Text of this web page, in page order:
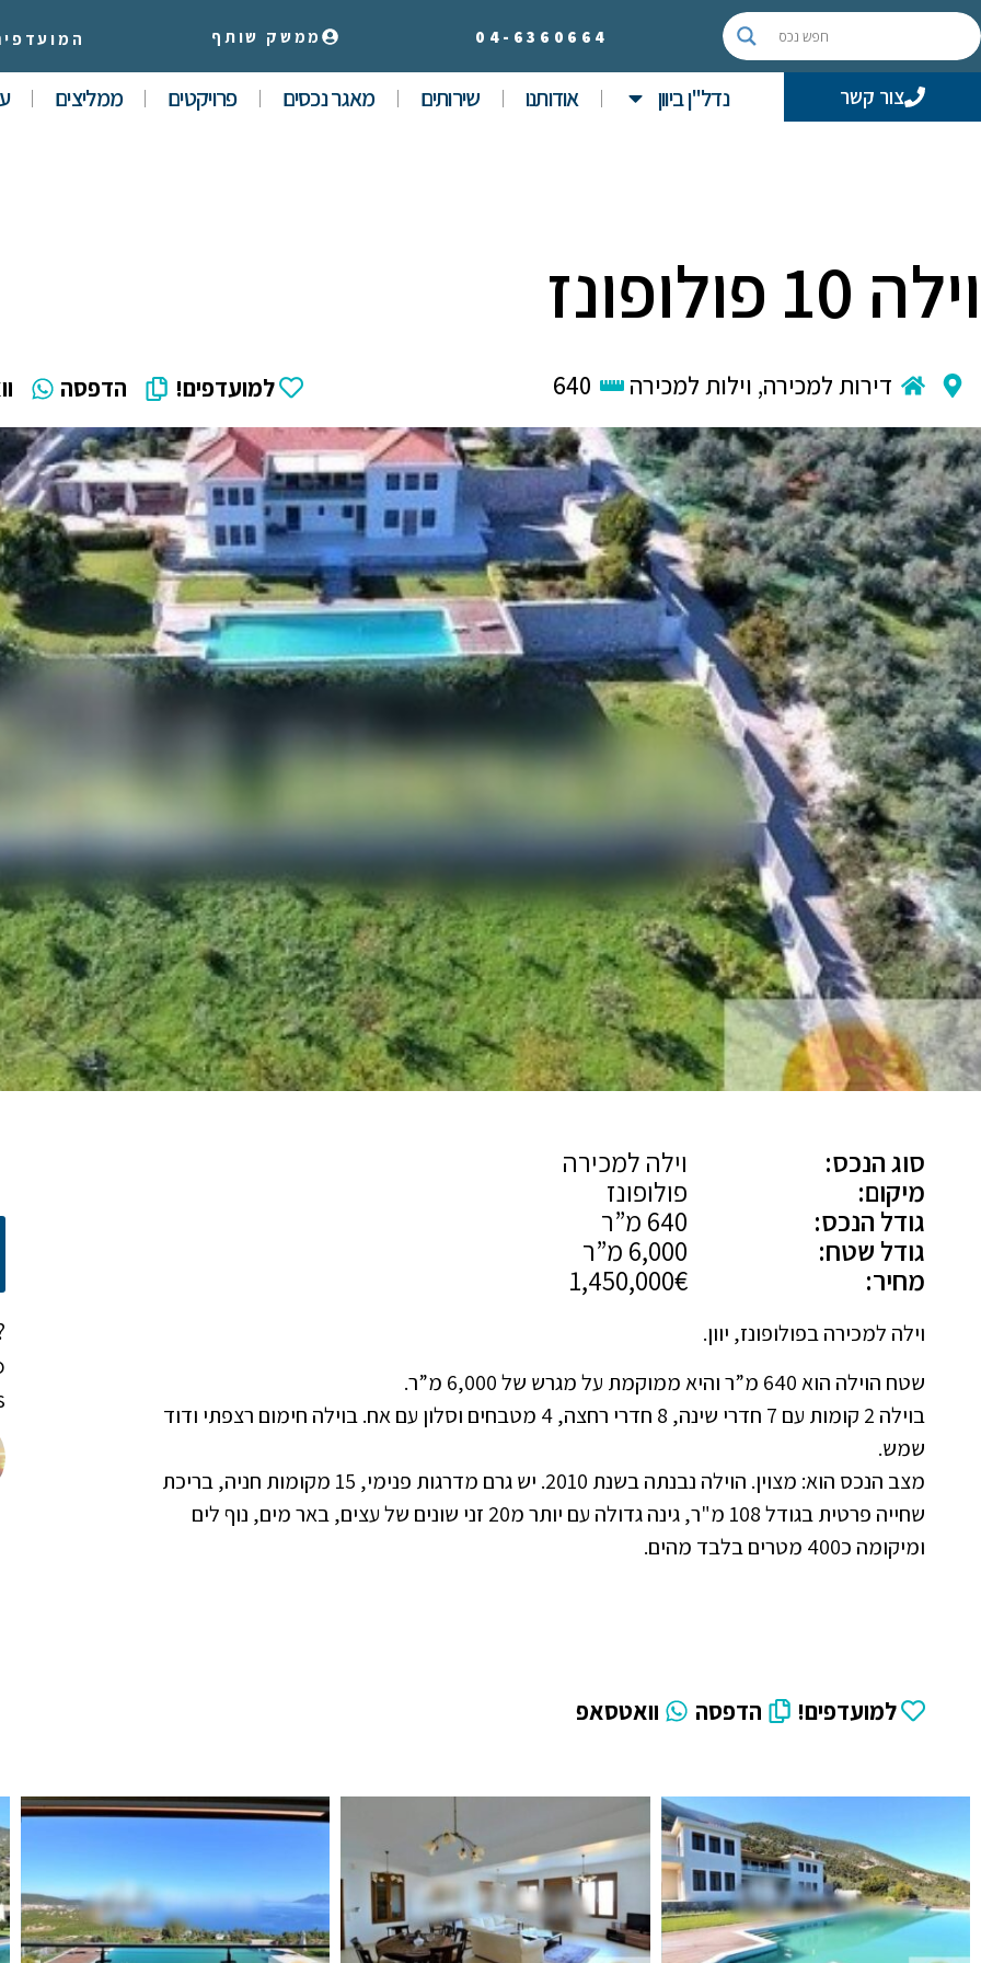
04- 6360664 ממשק שותף
צור קשר נדל"ן ביוון אודותנו שירותים מאגר נכסים פרויקטים ממליצים
וילה 10 פולופונז
דירות למכירה, וילות למכירה 640 למועדפים! הדפסה
סוג הנכס:
וילה למכירה
מיקום:
פולופונז
גודל הנכס:
גודל שטח:
מחיר:
1,450,000€
וילה למכירה בפולופונז, יוון.
שטח הוילה הוא 640 מ”ר והיא ממוקמת על מגרש של 6,000 מ”ר.
בוילה 2 קומות עם 7 חדרי שינה, 8 חדרי רחצה, 4 מטבחים וסלון עם אח. בוילה חימום רצפתי ודוד
שמש.
מצב הנכס הוא: מצוין. הוילה נבנתה בשנת 2010. יש גרם מדרגות פנימי, 15 מקומות חניה, בריכת
שחייה פרטית בגודל 108 מ"ר, גינה גדולה עם יותר מ20 זני שונים של עצים, באר מים, נוף לים
ומיקומה כ400 מטרים בלבד מהים.
למועדפים! הדפסה וואטסאפ